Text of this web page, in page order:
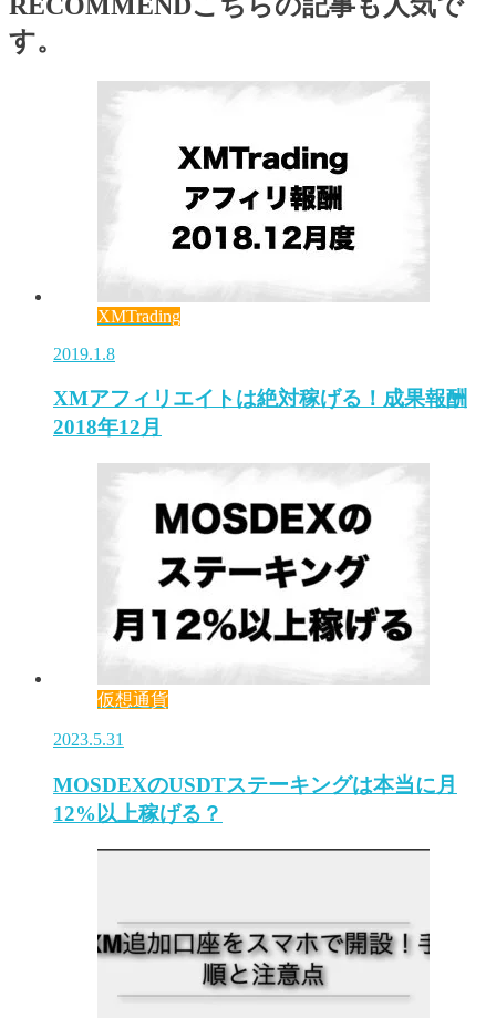
す。
XMTrading
2019.1.8
XMアフィリエイトは絶対稼げる！成果報酬
2018年12月
仮想通貨
2023.5.31
MOSDEXのUSDTステーキングは本当に月
12%以上稼げる？